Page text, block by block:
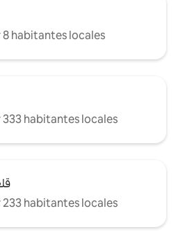
habitantes locales
habitantes locales
habitantes locales